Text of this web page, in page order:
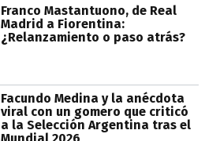
Franco Mastantuono, de Real
Madrid a Fiorentina:
¿Relanzamiento o paso atrás?
Facundo Medina y la anécdota
viral con un gomero que criticó
a la Selección Argentina tras el